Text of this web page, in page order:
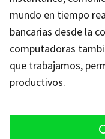
mundo en tiempo
bancarias desde la
computadoras
que trabajamos,
productivos.